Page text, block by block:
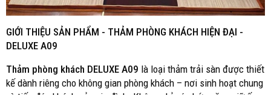
GIỚI THIỆU SẢN PHẨM - THẢM PHÒNG KHÁCH HIỆN ĐẠI -
DELUXE A09
Thảm phòng khách DELUXE A09 là loại thảm trải sàn được thiết
kế dành riêng cho không gian phòng khách – nơi sinh hoạt chung